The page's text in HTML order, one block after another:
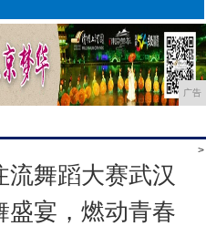
广告
>
流舞蹈大赛武汉
盛宴，燃动青春